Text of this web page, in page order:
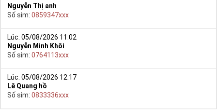
Nguyễn Thị anh
Số sim: 0859347xxx
Lúc: 05/08/2026 11:02
Nguyễn Minh Khôi
Số sim: 0764113xxx
Lúc: 05/08/2026 12:17
Lê Quang hồ
Số sim: 0833336xxx